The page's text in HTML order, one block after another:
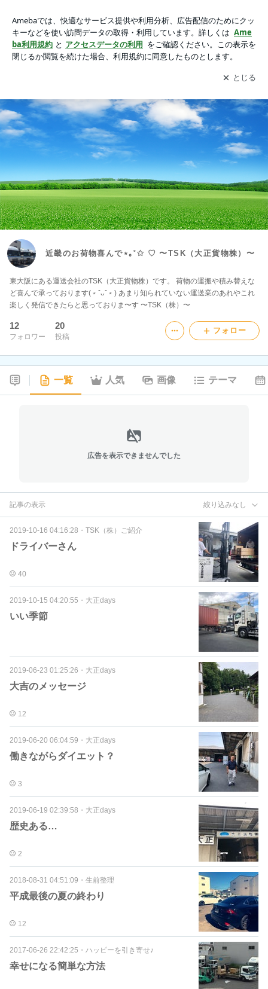
アプリをダウンロードして ブログの更新通知
を受け取りまし
ょう。
開く
近畿のお荷物喜んで⋆｡˚✩ ♡ 〜TSK（大正貨物株）〜
東大阪にある運送会社のTSK（大正貨物株）です。 荷物の運搬や積み替えな
ど喜んで承っております(﹡ˆᴗˆ﹡) あまり知られていない運送業のあれやこれ
楽しく発信できたらと思っておりま〜す 〜TSK（株）〜
12
フォロワー
20
投稿
フォロー
一覧 人気 画像 テーマ
広告を表示できませんでした
記事の表示 絞り込みなし
2019-10-16 04:16:28 ・ TSK（株）ご紹介
ドライバーさん
40
2019-10-15 04:20:55 ・ 大正days
いい季節
2019-06-23 01:25:26 ・ 大正days
大吉のメッセージ
12
2019-06-20 06:04:59 ・ 大正days
働きながらダイエット？
3
2019-06-19 02:39:58 ・ 大正days
歴史ある…
2
2018-08-31 04:51:09 ・ 生前整理
平成最後の夏の終わり
12
2017-06-26 22:42:25 ・ ハッピーを引き寄せ♪
幸せになる簡単な方法